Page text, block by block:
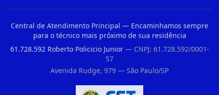
Central de Atendimento Principal — Encaminhamos sempre
para o técnico mais próximo de sua residência
61.728.592 Roberto Policicio Junior— CNPJ: 61.728.592/0001-
57
Avenida Rudge, 979 — São Paulo/SP